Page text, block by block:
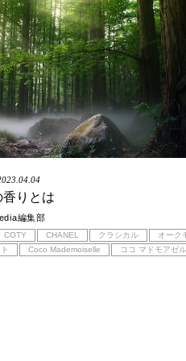
香りとは
編集部
COTY CHANEL クラシカル
オーク
Coco Mademoiselle ココ マドモアゼル